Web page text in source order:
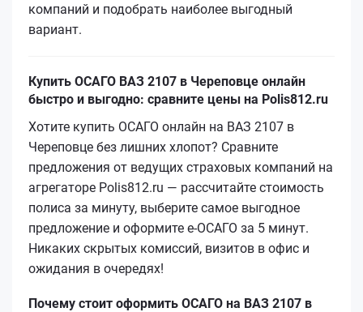
компаний и подобрать наиболее выгодный
вариант.
Купить ОСАГО ВАЗ 2107 в Череповце онлайн
быстро и выгодно: сравните цены на Polis812.ru
Хотите купить ОСАГО онлайн на ВАЗ 2107 в
Череповце без лишних хлопот? Сравните
предложения от ведущих страховых компаний на
агрегаторе Polis812.ru — рассчитайте стоимость
полиса за минуту, выберите самое выгодное
предложение и оформите е‑ОСАГО за 5 минут.
Никаких скрытых комиссий, визитов в офис и
ожидания в очередях!
Почему стоит оформить ОСАГО на ВАЗ 2107 в